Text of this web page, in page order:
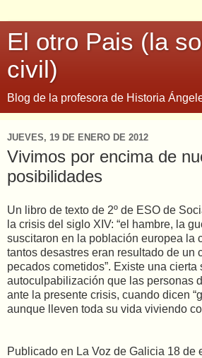
El otro Pais (la
civil)
Blog de la profesora de Historia
JUEVES, 19 DE ENERO DE 2012
Vivimos por encima de
posibilidades
Un libro de texto de 2º de ESO de
la crisis del siglo XIV: “el hambre, la
suscitaron en la población europea la
tantos desastres eran resultado de un
pecados cometidos”. Existe una cierta
autoculpabilización que las personas
ante la presente crisis, cuando dicen
aunque lleven toda su vida viviendo
Publicado en La Voz de Galicia 18 de